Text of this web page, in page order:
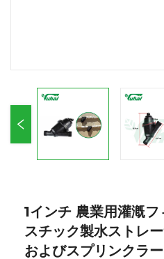
1インチ 農業用灌漑フ
スチック製水ストレ
およびスプリンクラ